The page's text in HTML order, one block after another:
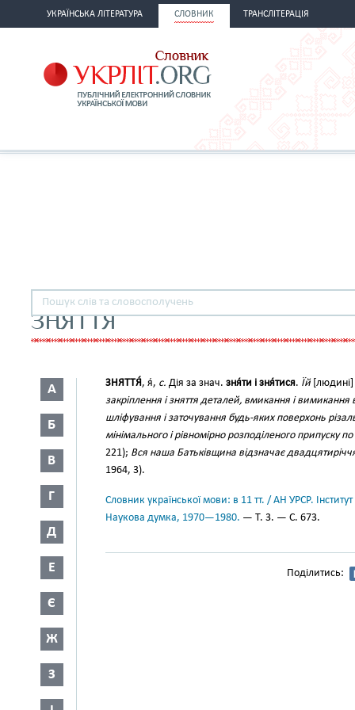
УКРАЇНСЬКА ЛІТЕРАТУРА СЛОВНИК ТРАНСЛІТЕРАЦІЯ
ЗНЯТТЯ
А
Б
В
Г
Д
Е
Є
Ж
З
ЗНЯТТЯ́, я́, с. Дія за знач. зня́ти і зня́тися. Їй [людині]
закріплення і зняття деталей, вмикання і вимикання
шліфування і заточування будь-яких поверхонь
мінімального і рівномірно розподіленого припуску по
221); Вся наша Батьківщина відзначає
1964, 3).
Словник української мови: в 11 тт. / АН УРСР.
Наукова думка, 1970—1980. — Т. 3. — С. 673.
Поділитись: